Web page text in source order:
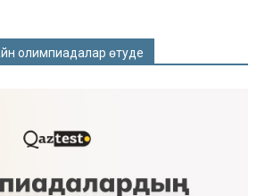
олимпиадалар өтуде